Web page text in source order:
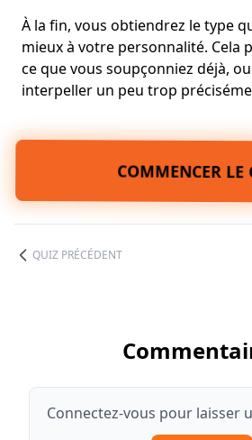
À la fin, vous obtiendrez le type
mieux à votre personnalité.
ce que vous soupçonniez déjà,
interpeller un peu trop
COMMENCER LE
QUIZ PRÉCÉDENT
Connectez-vous pour laisser